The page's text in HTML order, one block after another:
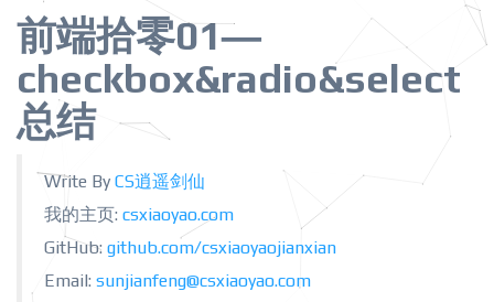
前端拾零01—
checkbox&radio&select
总结
Write By CS逍遥剑仙
我的主页: csxiaoyao.com
GitHub: github.com/csxiaoyaojianxian
Email: sunjianfeng@csxiaoyao.com